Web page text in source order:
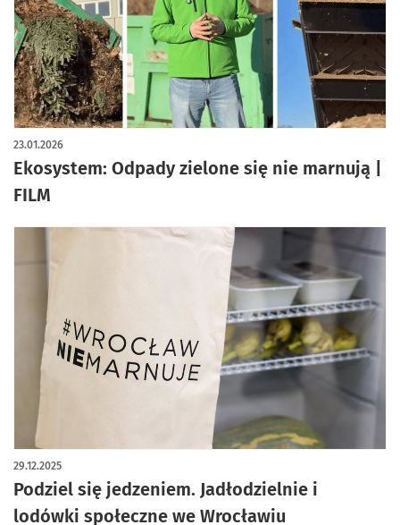
Ekosystem: Odpady zielone się nie marnują |
FILM
23.01.2026
Podziel się jedzeniem. Jadłodzielnie i
lodówki społeczne we Wrocławiu
29.12.2025